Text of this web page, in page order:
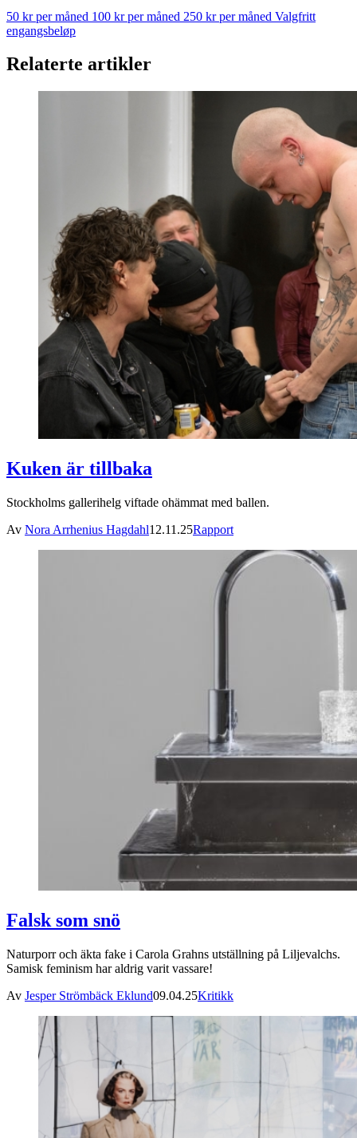
50 kr per måned 100 kr per måned 250 kr per måned Valgfritt
engangsbeløp
Relaterte artikler
Kuken är tillbaka
Stockholms gallerihelg viftade ohämmat med ballen.
Av Nora Arrhenius Hagdahl12.11.25Rapport
Falsk som snö
Naturporr och äkta fake i Carola Grahns utställning på Liljevalchs.
Samisk feminism har aldrig varit vassare!
Av Jesper Strömbäck Eklund09.04.25Kritikk